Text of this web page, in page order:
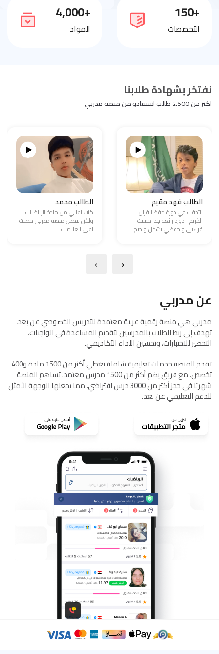
+150
التخصصات
+4,000
المواد
نفتخر بشهادة طلابنا
اكثر من 2،500 طالب استفادو من منصة مدربي
الطالب فهد مقيم
التحقت في دورة حفظ القران
الكريم . دورة رائعة جدا حسنت
قراءتي و حفظي بشكل واضح
الطالب محمد
كنت اعاني من مادة الرياضيات
ولكن بفضل منصة مدربي حصلت
اعلى العلامات
‹
›
عن مدربي
مدربي هي منصة رقمية عربية معتمدة للتدريس الخصوصي عن بعد،
تهدف إلى ربط الطلاب بالمدرسين لتقديم المساعدة في الواجبات،
التحضير للاختبارات، وتحسين الأداء الأكاديمي.
تقدم المنصة خدمات تعليمية شاملة تغطي أكثر من 1500 مادة و400
تخصص، مع فريق يضم أكثر من 1500 مدرس معتمد. تساهم المنصة
شهريًا في حجز أكثر من 3000 درس افتراضي، مما يجعلها الوجهة الأمثل
للدعم التعليمي عن بعد.